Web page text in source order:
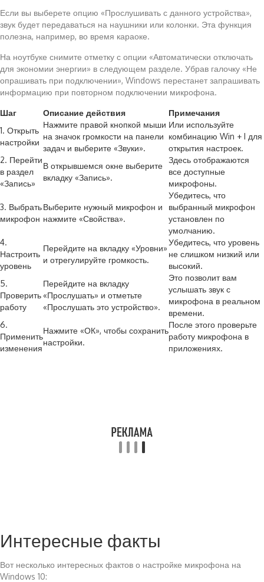
Если вы выберете опцию «Прослушивать с данного устройства»,
звук будет передаваться на наушники или колонки. Эта функция
полезна, например, во время караоке.
На ноутбуке снимите отметку с опции «Автоматически отключать
для экономии энергии» в следующем разделе. Убрав галочку «Не
опрашивать при подключении», Windows перестанет запрашивать
информацию при повторном подключении микрофона.
Шаг Описание действия
Примечания
1. Открыть
настройки
Нажмите правой кнопкой мыши
на значок громкости на панели
задач и выберите «Звуки».
Или используйте
комбинацию Win + I для
открытия настроек.
2. Перейти
в раздел
«Запись»
В открывшемся окне выберите
вкладку «Запись».
Здесь отображаются
все доступные
микрофоны.
3. Выбрать
микрофон
Выберите нужный микрофон и
нажмите «Свойства».
Убедитесь, что
выбранный микрофон
установлен по
умолчанию.
4.
Настроить
уровень
Перейдите на вкладку «Уровни»
и отрегулируйте громкость.
Убедитесь, что уровень
не слишком низкий или
высокий.
5.
Проверить
работу
Перейдите на вкладку
«Прослушать» и отметьте
«Прослушать это устройство».
Это позволит вам
услышать звук с
микрофона в реальном
времени.
6.
Применить
изменения
Нажмите «ОК», чтобы сохранить
настройки.
После этого проверьте
работу микрофона в
приложениях.
Интересные факты
Вот несколько интересных фактов о настройке микрофона на
Windows 10: